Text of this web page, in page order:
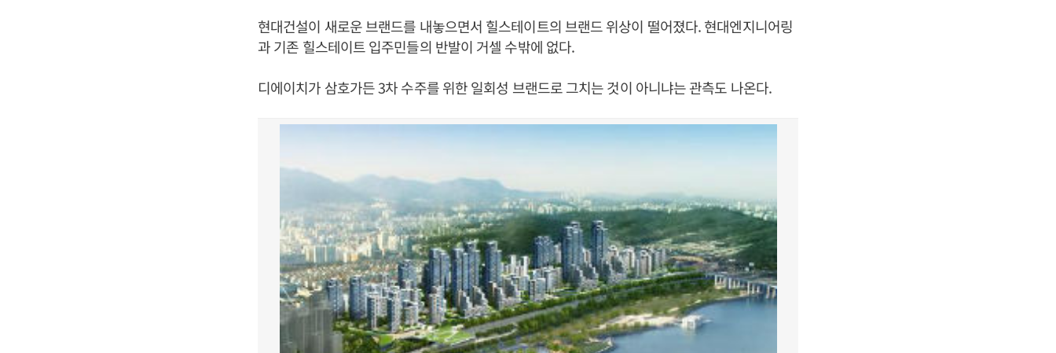
현대건설이 새로운 브랜드를 내놓으면서 힐스테이트의 브랜드 위상이 떨어졌다. 현대엔지니어링
과 기존 힐스테이트 입주민들의 반발이 거셀 수밖에 없다.
디에이치가 삼호가든 3차 수주를 위한 일회성 브랜드로 그치는 것이 아니냐는 관측도 나온다.